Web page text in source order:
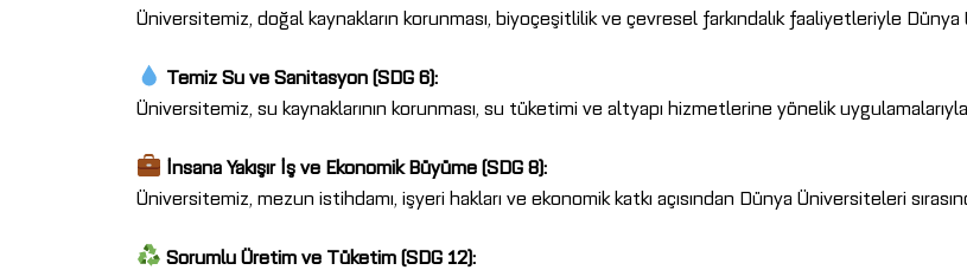
Üniversitemiz, doğal kaynakların korunması, biyoçeşitlilik ve çevresel farkındalık faaliyetleriyle
Temiz Su ve Sanitasyon (SDG 6):
Üniversitemiz, su kaynaklarının korunması, su tüketimi ve altyapı hizmetlerine yönelik
İnsana Yakışır İş ve Ekonomik Büyüme (SDG 8):
Üniversitemiz, mezun istihdamı, işyeri hakları ve ekonomik katkı açısından Dünya Üniversiteleri
Sorumlu Üretim ve Tüketim (SDG 12):